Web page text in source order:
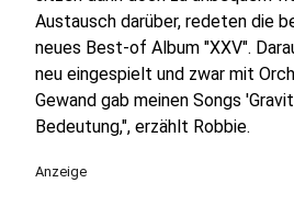
Austausch darüber, redeten die
neues Best-of Album "XXV".
neu eingespielt und zwar mit
Gewand gab meinen Songs
Bedeutung,", erzählt Robbie.
Anzeige